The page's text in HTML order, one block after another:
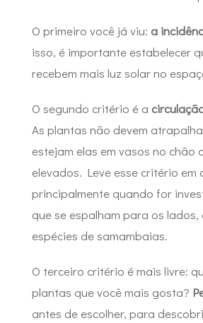
O primeiro você já viu: a
isso, é importante estabelecer
recebem mais luz solar no
O segundo critério é a
As plantas não devem
estejam elas em vasos no chão
elevados. Leve esse critério em
principalmente quando for
que se espalham para os
espécies de samambaias.
O terceiro critério é mais livre:
plantas que você mais gosta?
antes de escolher, para